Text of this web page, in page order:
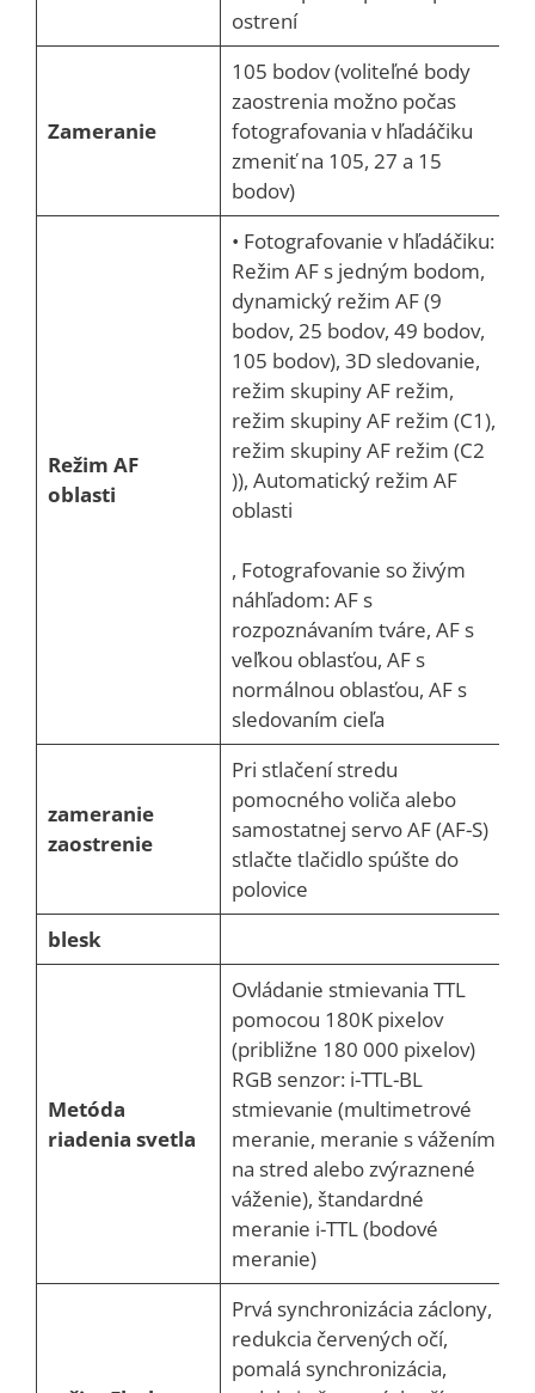
ostrení
Zameranie
105 bodov (voliteľné body
zaostrenia možno počas
fotografovania v hľadáčiku
zmeniť na 105, 27 a 15
bodov)
Režim AF
oblasti
• Fotografovanie v hľadáčiku:
Režim AF s jedným bodom,
dynamický režim AF (9
bodov, 25 bodov, 49 bodov,
105 bodov), 3D sledovanie,
režim skupiny AF režim,
režim skupiny AF režim (C1),
režim skupiny AF režim (C2
)), Automatický režim AF
oblasti
, Fotografovanie so živým
náhľadom: AF s
rozpoznávaním tváre, AF s
veľkou oblasťou, AF s
normálnou oblasťou, AF s
sledovaním cieľa
zameranie
zaostrenie
Pri stlačení stredu
pomocného voliča alebo
samostatnej servo AF (AF-S)
stlačte tlačidlo spúšte do
polovice
blesk
Metóda
riadenia svetla
Ovládanie stmievania TTL
pomocou 180K pixelov
(približne 180 000 pixelov)
RGB senzor: i-TTL-BL
stmievanie (multimetrové
meranie, meranie s vážením
na stred alebo zvýraznené
váženie), štandardné
meranie i-TTL (bodové
meranie)
Prvá synchronizácia záclony,
redukcia červených očí,
pomalá synchronizácia,